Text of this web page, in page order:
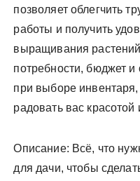
позволяет облегчить
работы и получить
выращивания
потребности, бюджет и
при выборе инвентаря,
радовать вас
Описание: Всё, что
для дачи, чтобы